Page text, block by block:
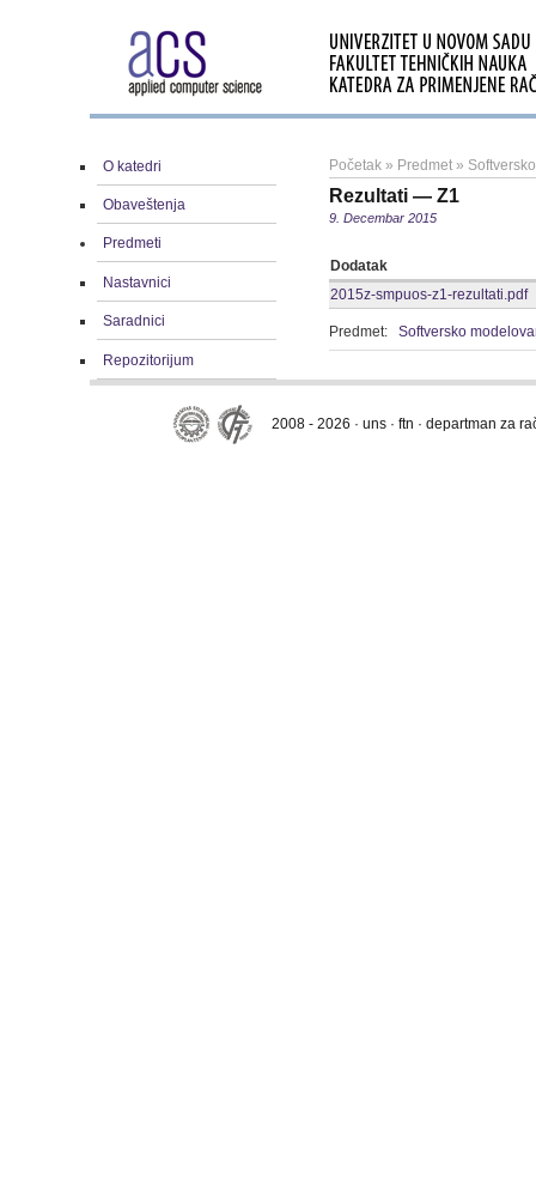
O katedri
Obaveštenja
Predmeti
Nastavnici
Saradnici
Repozitorijum
Početak » Predmet »
Rezultati — Z1
9. Decembar 2015
Dodatak
2015z-smpuos-z1-rezultati.pdf
Predmet: Softversko
2008 - 2026 · uns · ftn · departman za